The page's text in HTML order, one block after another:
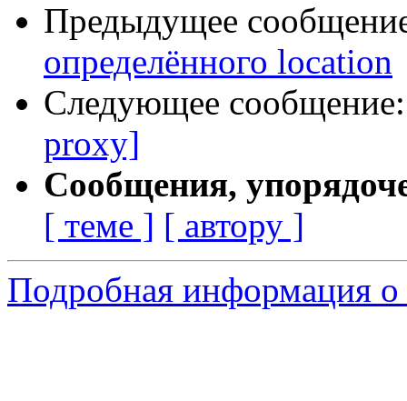
Предыдущее
определённого location
Следующее
proxy]
Сообщения,
[ теме ] [ автору ]
Подробная информация